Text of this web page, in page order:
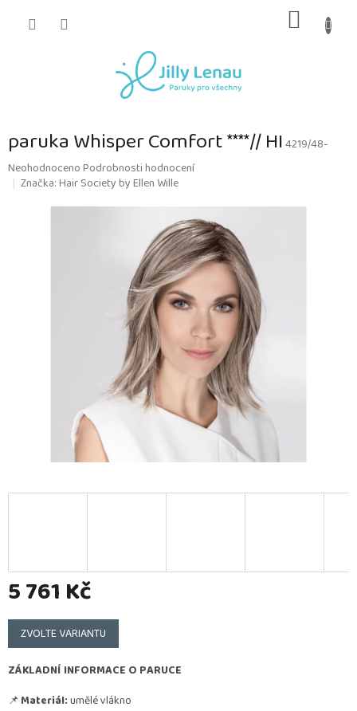
KOŠÍK
paruka Whisper Comfort ****// HI4219/48-
Průměrné
hodnocení
NeohodnocenoPodrobnosti hodnocení
Značka:Hair Society by Ellen Wille
5 761 Kč
Měrná
cena:
ZVOLTE VARIANTU
ZÁKLADNÍ INFORMACE O PARUCE
📌Materiál:umělé vlákno